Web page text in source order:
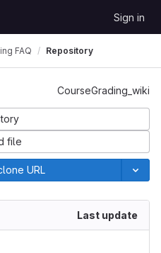
Sign in
FAQ Repository
CourseGrading_wiki
file
URL
Last update